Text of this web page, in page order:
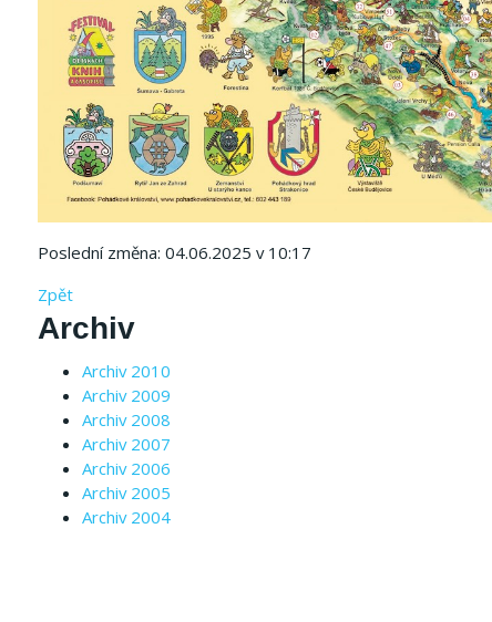
Poslední změna: 04.06.2025 v 10:17
Zpět
Archiv
Archiv 2010
Archiv 2009
Archiv 2008
Archiv 2007
Archiv 2006
Archiv 2005
Archiv 2004